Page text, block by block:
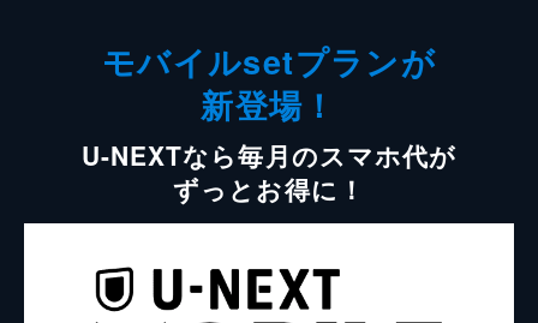
モバイルsetプランが
新登場！
U-NEXTなら毎月のスマホ代が
ずっとお得に！